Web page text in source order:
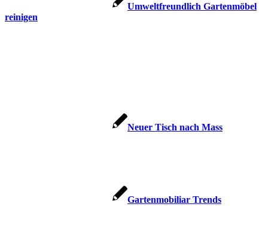
Umweltfreundlich Gartenmöbel
reinigen
Neuer Tisch nach Mass
Gartenmobiliar Trends